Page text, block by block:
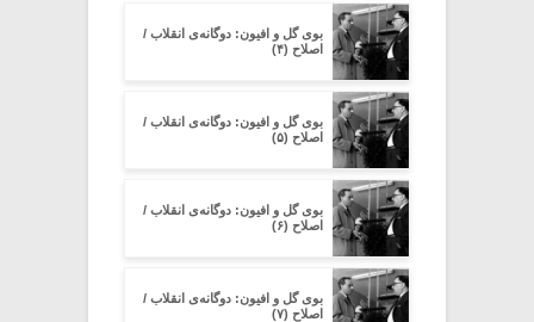
بوی گل و افیون: دوگانه‌ی انقلاب /
اصلاح (۴)
بوی گل و افیون: دوگانه‌ی انقلاب /
اصلاح (۵)
بوی گل و افیون: دوگانه‌ی انقلاب /
اصلاح (۶)
بوی گل و افیون: دوگانه‌ی انقلاب /
اصلاح (۷)